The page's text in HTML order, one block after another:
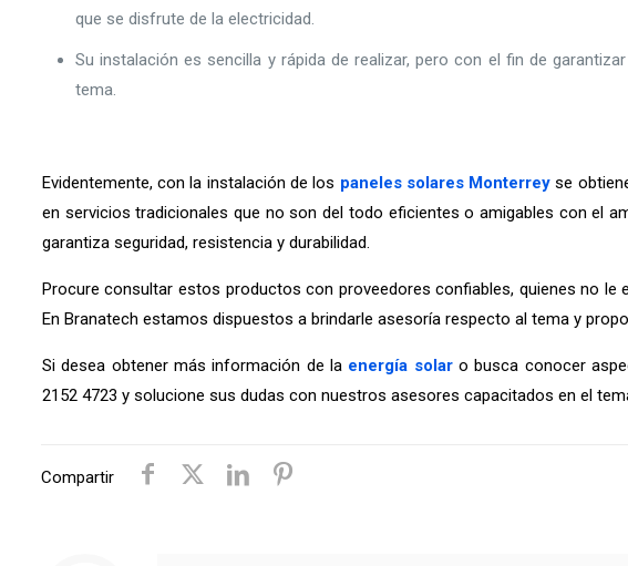
que se disfrute de la electricidad.
Su instalación es sencilla y rápida de realizar, pero con el fin de
tema.
Evidentemente, con la instalación de los paneles solares Monterrey se
en servicios tradicionales que no son del todo eficientes o amigables con el
garantiza seguridad, resistencia y durabilidad.
Procure consultar estos productos con proveedores confiables, quienes no
En Branatech estamos dispuestos a brindarle asesoría respecto al tema y
Si desea obtener más información de la energía solaro busca conocer
2152 4723 y solucione sus dudas con nuestros asesores capacitados en el
Compartir